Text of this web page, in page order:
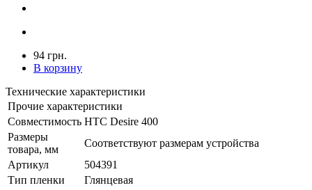
94 грн.
В корзину
Технические характеристики
Прочие характеристики
Совместимость HTC Desire 400
Размеры
товара, мм
Соответствуют размерам устройства
Артикул
504391
Тип пленки
Глянцевая